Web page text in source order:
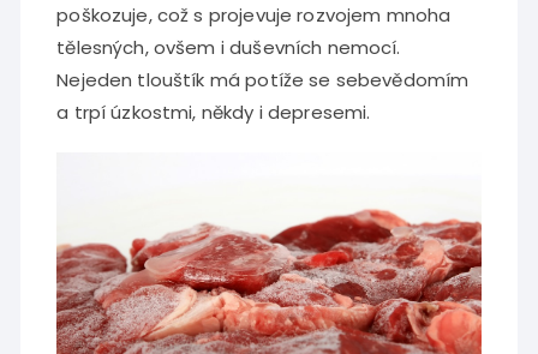
poškozuje, což s projevuje rozvojem mnoha
tělesných, ovšem i duševních nemocí.
Nejeden tlouštík má potíže se sebevědomím
a trpí úzkostmi, někdy i depresemi.